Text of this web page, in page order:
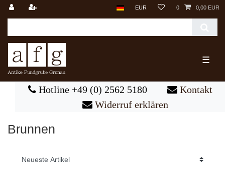
EUR 0 0,00 EUR
☰
Hotline +49 (0) 2562 5180
Kontakt
Widerruf erklären
Brunnen